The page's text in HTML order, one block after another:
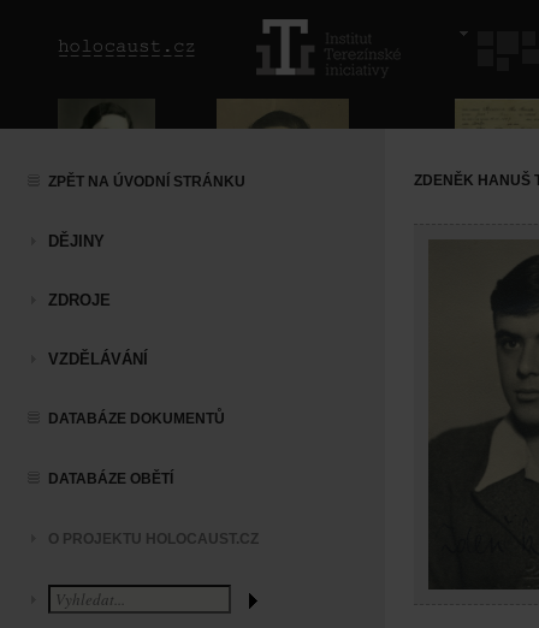
ZPĚT NA ÚVODNÍ STRÁNKU
DĚJINY
ZDROJE
VZDĚLÁVÁNÍ
DATABÁZE DOKUMENTŮ
DATABÁZE OBĚTÍ
O PROJEKTU HOLOCAUST.CZ
ZDENĚK HANUŠ